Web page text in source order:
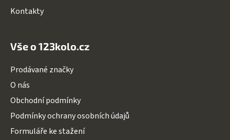
Kontakty
Vše o 123kolo.cz
Prodávané značky
O nás
Obchodní podmínky
Podmínky ochrany osobních údajů
Formuláře ke stažení